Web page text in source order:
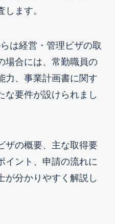
ます。
は経営・管理ビザの取
場合には、常勤職員の
力、事業計画書に関す
な要件が設けられまし
ザの概要、主な取得要
イント、申請の流れに
が分かりやすく解説し